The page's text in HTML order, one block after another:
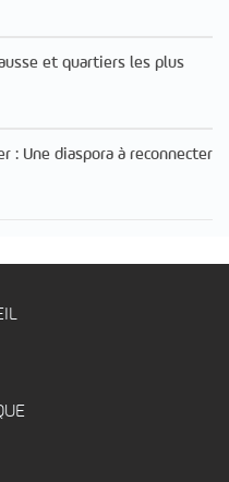
et quartiers les plus
: Une diaspora à reconnecter